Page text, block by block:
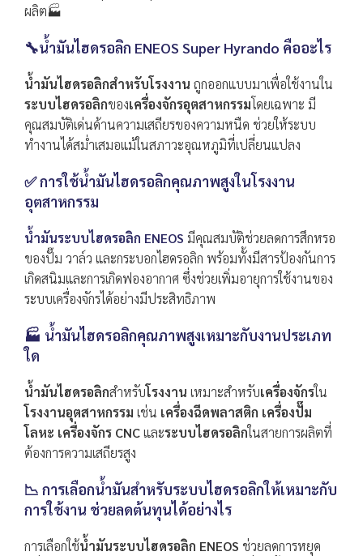
ผลิต🏭
🔧น้ำมันไฮดรอลิก ENEOS Super Hyrando คืออะไร
น้ำมันไฮดรอลิกสำหรับโรงงาน ถูกออกแบบมาเพื่อใช้งานใน
ระบบไฮดรอลิกของเครื่องจักรอุตสาหกรรมโดยเฉพาะ มี
คุณสมบัติเด่นด้านความเสถียรของความหนืด ช่วยให้ระบบ
ทำงานได้สม่ำเสมอแม้ในสภาวะอุณหภูมิที่เปลี่ยนแปลง
✅ การใช้น้ำมันไฮดรอลิกคุณภาพสูงในโรงงาน
อุตสาหกรรม
น้ำมันระบบไฮดรอลิก ENEOS มีคุณสมบัติช่วยลดการสึกหรอ
ของปั๊ม วาล์ว และกระบอกไฮดรอลิก พร้อมทั้งมีสารป้องกันการ
เกิดสนิมและการเกิดฟองอากาศ ซึ่งช่วยเพิ่มอายุการใช้งานของ
ระบบเครื่องจักรได้อย่างมีประสิทธิภาพ
🏭 น้ำมันไฮดรอลิกคุณภาพสูงเหมาะกับงานประเภท
ใด
น้ำมันไฮดรอลิกสำหรับโรงงาน เหมาะสำหรับเครื่องจักรใน
โรงงานอุตสาหกรรม เช่น เครื่องฉีดพลาสติก เครื่องปั๊ม
โลหะ เครื่องจักร CNCและระบบไฮดรอลิกในสายการผลิตที่
ต้องการความเสถียรสูง
📉 การเลือกน้ำมันสำหรับระบบไฮดรอลิกให้เหมาะกับ
การใช้งาน ช่วยลดต้นทุนได้อย่างไร
การเลือกใช้น้ำมันระบบไฮดรอลิก ENEOS ช่วยลดการหยุด